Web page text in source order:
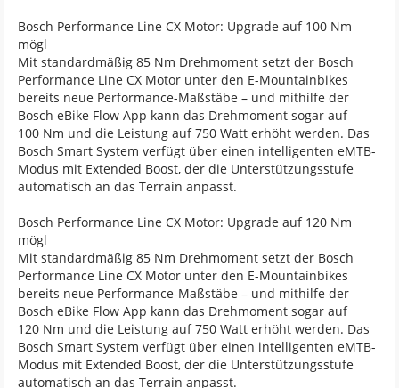
Bosch Performance Line CX Motor: Upgrade auf 100 Nm
mögl
Mit standardmäßig 85 Nm Drehmoment setzt der Bosch
Performance Line CX Motor unter den E-Mountainbikes
bereits neue Performance-Maßstäbe – und mithilfe der
Bosch eBike Flow App kann das Drehmoment sogar auf
100 Nm und die Leistung auf 750 Watt erhöht werden. Das
Bosch Smart System verfügt über einen intelligenten eMTB-
Modus mit Extended Boost, der die Unterstützungsstufe
automatisch an das Terrain anpasst.
Bosch Performance Line CX Motor: Upgrade auf 120 Nm
mögl
Mit standardmäßig 85 Nm Drehmoment setzt der Bosch
Performance Line CX Motor unter den E-Mountainbikes
bereits neue Performance-Maßstäbe – und mithilfe der
Bosch eBike Flow App kann das Drehmoment sogar auf
120 Nm und die Leistung auf 750 Watt erhöht werden. Das
Bosch Smart System verfügt über einen intelligenten eMTB-
Modus mit Extended Boost, der die Unterstützungsstufe
automatisch an das Terrain anpasst.